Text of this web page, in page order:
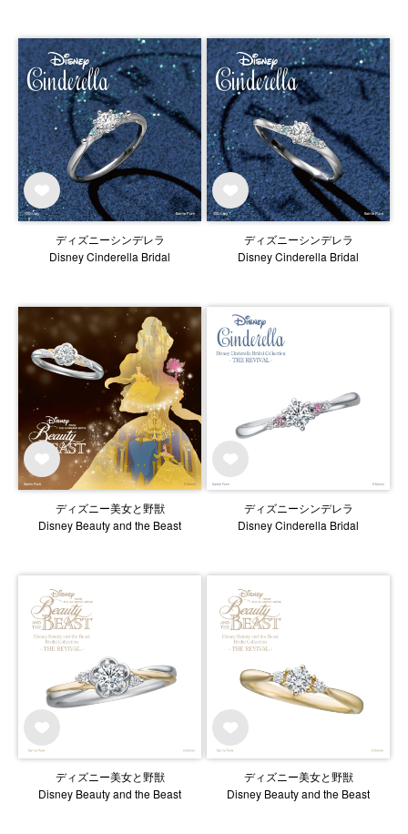
ディズニーシンデレラ
Disney Cinderella Bridal
ディズニーシンデレラ
Disney Cinderella Bridal
ディズニー美女と野獣
Disney Beauty and the Beast
ディズニーシンデレラ
Disney Cinderella Bridal
ディズニー美女と野獣
Disney Beauty and the Beast
ディズニー美女と野獣
Disney Beauty and the Beast